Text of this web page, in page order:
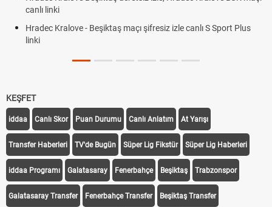
canlı linki
Hradec Kralove - Beşiktaş maçı şifresiz izle canlı S Sport Plus
linki
KEŞFET
iddaa Canlı Skor Puan Durumu Canlı Anlatım At Yarışı
Transfer Haberleri TV'de Bugün Süper Lig Fikstür Süper Lig Haberleri
iddaa Programı Galatasaray Fenerbahçe Beşiktaş Trabzonspor
Galatasaray Transfer Fenerbahçe Transfer Beşiktaş Transfer